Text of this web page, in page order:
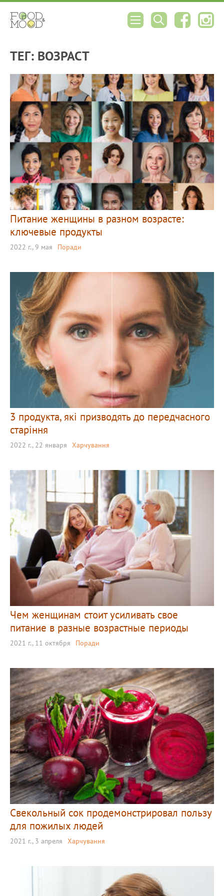
ТЕГ: ВОЗРАСТ
Питание женщины в разном возрасте:
ключевые продукты
2022 г., 9 мая Поради
3 продукта, які призводять до передчасного
старіння
2022 г., 22 января Харчування
Чем женщинам стоит усиливать свое
питание в разные возрастные периоды
2021 г., 11 октября Поради
Свекольный сок продемонстрировал пользу
для пожилых людей
2021 г., 3 апреля Харчування